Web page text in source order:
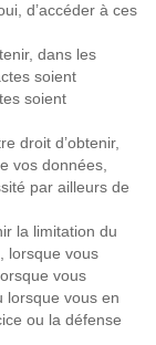
d’accéder à ces
dans les
soient
soient
droit d’obtenir,
vos données,
par ailleurs de
la limitation du
lorsque vous
vous
lorsque vous en
ou la défense